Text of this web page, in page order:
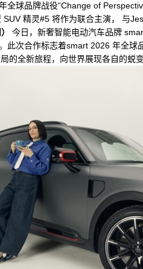
全球品牌战役“Change of
精灵#5 将作为联合主演， 与
今日，新奢智能电动汽车品牌
此次合作标志着smart 2026 年全
的全新旅程，向世界展现各自的蜕变